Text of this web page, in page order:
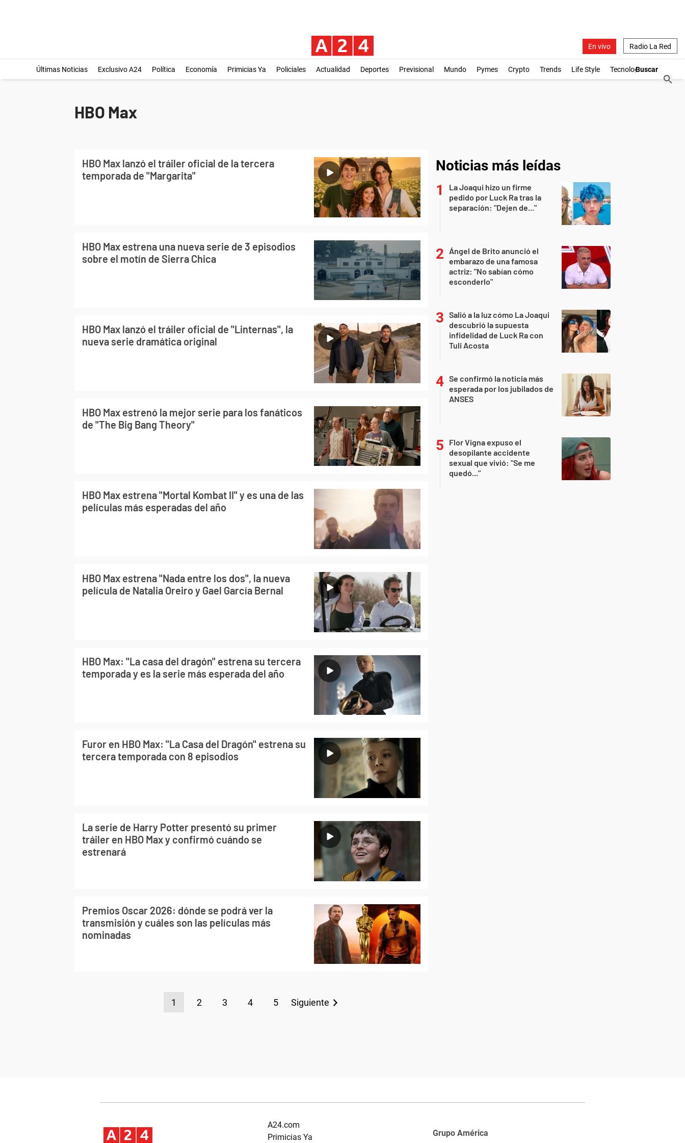
En vivo Radio La Red
Últimas Noticias Exclusivo A24 Política Economía Primicias Ya Policiales Actualidad Deportes Previsional Mundo Pymes Crypto Trends Life Style Tecnología
HBO Max
HBO Max lanzó el tráiler oficial de la tercera
temporada de "Margarita"
HBO Max estrena una nueva serie de 3 episodios
sobre el motín de Sierra Chica
HBO Max lanzó el tráiler oficial de "Linternas", la
nueva serie dramática original
HBO Max estrenó la mejor serie para los fanáticos
de "The Big Bang Theory"
HBO Max estrena "Mortal Kombat II" y es una de las
películas más esperadas del año
HBO Max estrena "Nada entre los dos", la nueva
película de Natalia Oreiro y Gael García Bernal
HBO Max: "La casa del dragón" estrena su tercera
temporada y es la serie más esperada del año
Furor en HBO Max: "La Casa del Dragón" estrena su
tercera temporada con 8 episodios
La serie de Harry Potter presentó su primer
tráiler en HBO Max y confirmó cuándo se
estrenará
Premios Oscar 2026: dónde se podrá ver la
transmisión y cuáles son las películas más
nominadas
1 2 3 4 5 Siguiente
Noticias más leídas
La Joaqui hizo un firme
pedido por Luck Ra tras la
separación: "Dejen de..."
Ángel de Brito anunció el
embarazo de una famosa
actriz: "No sabían cómo
esconderlo"
Salió a la luz cómo La Joaqui
descubrió la supuesta
infidelidad de Luck Ra con
Tuli Acosta
Se confirmó la noticia más
esperada por los jubilados de
ANSES
Flor Vigna expuso el
desopilante accidente
sexual que vivió: "Se me
quedó..."
A24.com
Primicias Ya
Grupo América